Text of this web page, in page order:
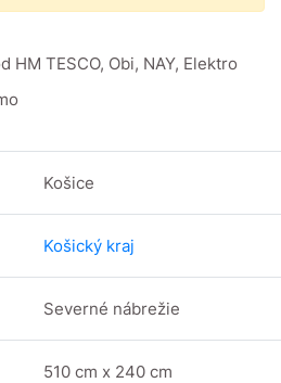
HM TESCO, Obi, NAY, Elektro
Košice
Košický kraj
Severné nábrežie
510 cm x 240 cm